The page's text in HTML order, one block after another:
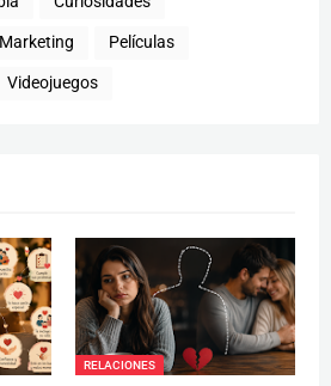
Marketing Películas
Videojuegos
RELACIONES